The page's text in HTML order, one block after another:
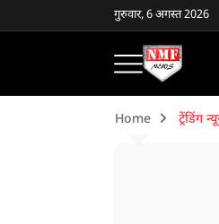
गुरुवार, 6 अगस्त 2026
Home ट्रेंडिंग